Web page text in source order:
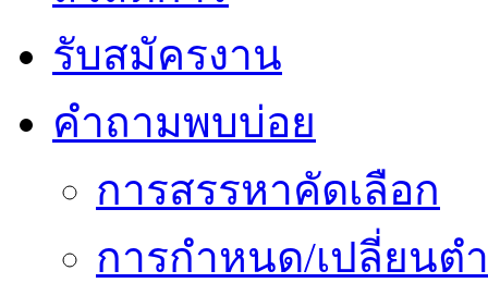
รับสมัครงาน
คำถามพบบ่อย
การสรรหาคัดเลือก
การกำหนด/เปลี่ยนต